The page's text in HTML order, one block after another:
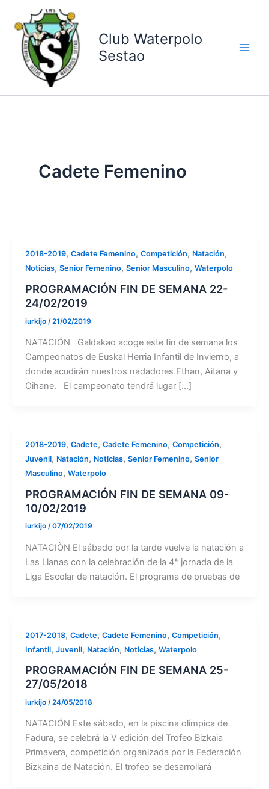
contenido
Club Waterpolo
Sestao
Cadete Femenino
2018-2019, Cadete Femenino, Competición, Natación,
Noticias, Senior Femenino, Senior Masculino, Waterpolo
PROGRAMACIÓN FIN DE SEMANA 22-
24/02/2019
iurkijo /21/02/2019
NATACIÓN Galdakao acoge este fin de semana los
Campeonatos de Euskal Herria Infantil de Invierno, a
donde acudirán nuestros nadadores Ethan, Aitana y
Oihane. El campeonato tendrá lugar […]
2018-2019, Cadete, Cadete Femenino, Competición,
Juvenil, Natación, Noticias, Senior Femenino, Senior
Masculino, Waterpolo
PROGRAMACIÓN FIN DE SEMANA 09-
10/02/2019
iurkijo /07/02/2019
NATACIÒN El sábado por la tarde vuelve la natación a
Las Llanas con la celebración de la 4ª jornada de la
Liga Escolar de natación. El programa de pruebas de
2017-2018, Cadete, Cadete Femenino, Competición,
Infantil, Juvenil, Natación, Noticias, Waterpolo
PROGRAMACIÓN FIN DE SEMANA 25-
27/05/2018
iurkijo /24/05/2018
NATACIÓN Este sábado, en la piscina olímpica de
Fadura, se celebrá la V edición del Trofeo Bizkaia
Primavera, competición organizada por la Federación
Bizkaina de Natación. El trofeo se desarrollará